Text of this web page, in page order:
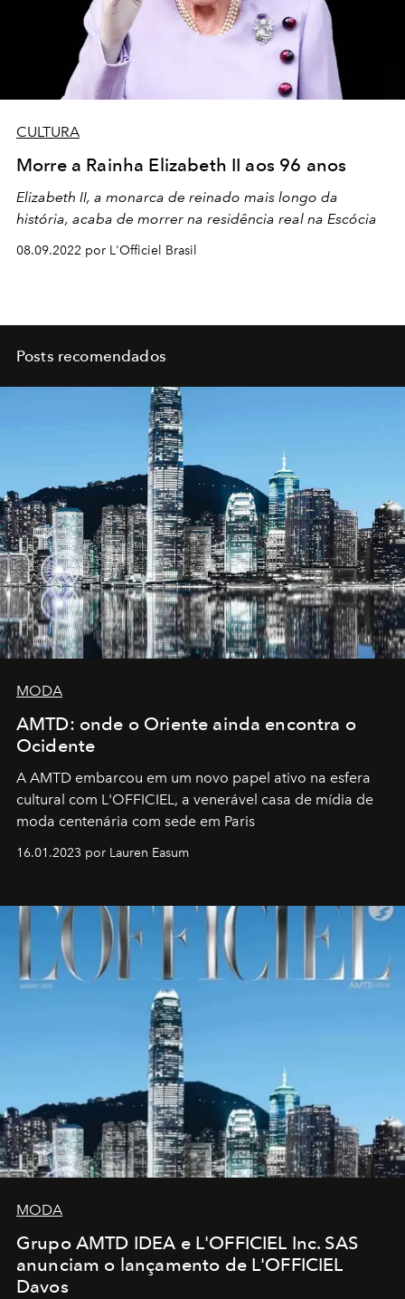
CULTURA
Morre a Rainha Elizabeth II aos 96 anos
Elizabeth II, a monarca de reinado mais longo da
história, acaba de morrer na residência real na Escócia
08.09.2022 por L'Officiel Brasil
Posts recomendados
MODA
AMTD: onde o Oriente ainda encontra o
Ocidente
A AMTD embarcou em um novo papel ativo na esfera
cultural com L'OFFICIEL, a venerável casa de mídia de
moda centenária com sede em Paris
16.01.2023 por Lauren Easum
MODA
Grupo AMTD IDEA e L'OFFICIEL Inc. SAS
anunciam o lançamento de L'OFFICIEL
Davos